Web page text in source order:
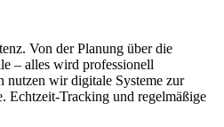
Von der Planung über die
– alles wird professionell
nutzen wir digitale Systeme zur
Echtzeit-Tracking und regelmäßige